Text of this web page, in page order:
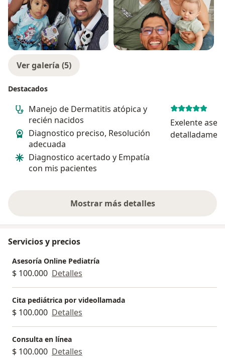
Ver galería (5)
Destacados
Manejo de Dermatitis atópica y
recién nacidos
Diagnostico preciso, Resolución
adecuada
Diagnostico acertado y Empatía
con mis pacientes
Exelente
Mostrar más detalles
sobre la experiencia
Servicios y precios
Asesoría Online Pediatría
$ 100.000 Detalles
Cita pediátrica por videollamada
$ 100.000 Detalles
Consulta en línea
$ 100.000 Detalles